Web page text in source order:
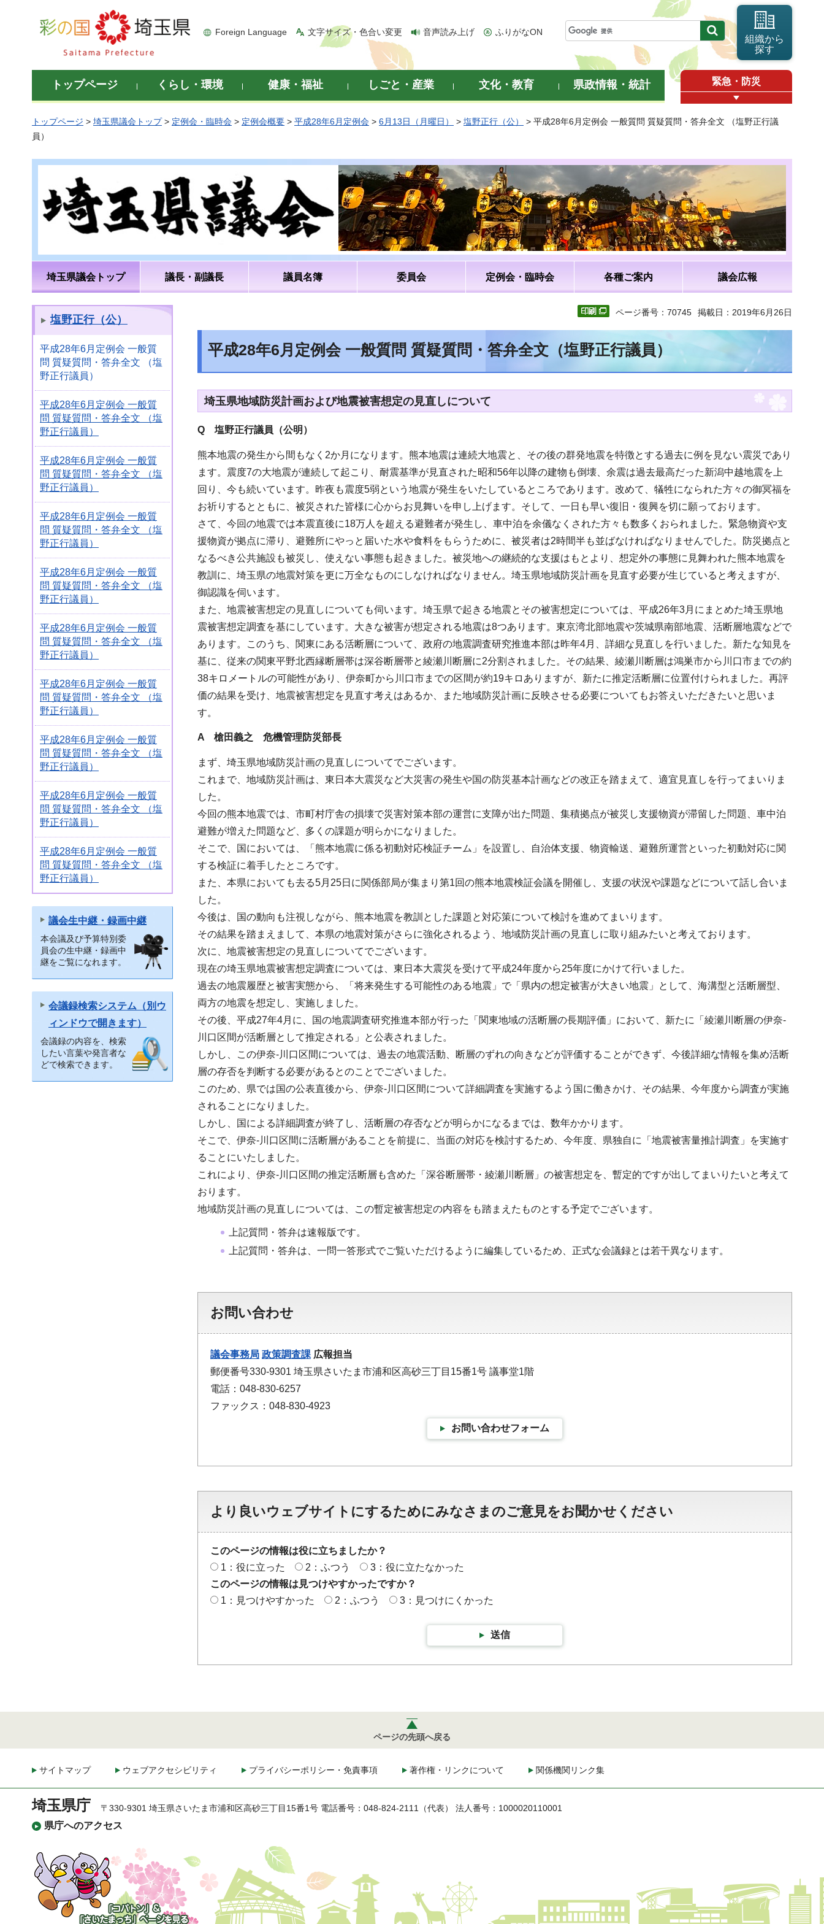
彩の国 埼玉県
Foreign Language 文字サイズ・色合い変更 音声読み上げ ふりがなON
組織から
探す
トップページ くらし・環境 健康・福祉 しごと・産業 文化・教育 県政情報・統計 緊急・防災
トップページ > 埼玉県議会トップ> 定例会・臨時会 > 定例会概要 > 平成28年6月定例会 > 6月13日（月曜日） > 塩野正行（公）
> 平成28年6月定例会 一般質問 質疑質問・答弁全文 （塩野正行議
員）
埼玉県議会トップ 議長・副議長 議員名簿 委員会 定例会・臨時会 各種ご案内 議会広報
塩野正行（公）
平成28年6月定例会 一般質
問 質疑質問・答弁全文 （塩
野正行議員）
平成28年6月定例会 一般質
問 質疑質問・答弁全文 （塩
野正行議員）
平成28年6月定例会 一般質
問 質疑質問・答弁全文 （塩
野正行議員）
平成28年6月定例会 一般質
問 質疑質問・答弁全文 （塩
野正行議員）
平成28年6月定例会 一般質
問 質疑質問・答弁全文 （塩
野正行議員）
平成28年6月定例会 一般質
問 質疑質問・答弁全文 （塩
野正行議員）
平成28年6月定例会 一般質
問 質疑質問・答弁全文 （塩
野正行議員）
平成28年6月定例会 一般質
問 質疑質問・答弁全文 （塩
野正行議員）
平成28年6月定例会 一般質
問 質疑質問・答弁全文 （塩
野正行議員）
平成28年6月定例会 一般質
問 質疑質問・答弁全文 （塩
野正行議員）
議会生中継・録画中継
本会議及び予算特別委
員会の生中継・録画中
継をご覧になれます。
会議録検索システム（別ウ
ィンドウで開きます）
会議録の内容を、検索
したい言葉や発言者な
どで検索できます。
ページ番号：70745 掲載日：2019年6月26日
平成28年6月定例会 一般質問 質疑質問・答弁全文（塩野正行議員）
埼玉県地域防災計画および地震被害想定の見直しについて
Q 塩野正行議員（公明 ）
熊本地震の発生から間もなく2か月になります。熊本地震は連続大地震と、その後の群発地震を特徴とする過去に例を見ない震災であり
ます。震度7の大地震が連続して起こり、耐震基準が見直された昭和56年以降の建物も倒壊、余震は過去最高だった新潟中越地震を上
回り、今も続いています。昨夜も震度5弱という地震が発生をいたしているところであります。改めて、犠牲になられた方々の御冥福を
お祈りするとともに、被災された皆様に心からお見舞いを申し上げます。そして、一日も早い復旧・復興を切に願っております。
さて、今回の地震では本震直後に18万人を超える避難者が発生し、車中泊を余儀なくされた方々も数多くおられました。緊急物資や支
援物資が拠点に滞り、避難所にやっと届いた水や食料をもらうために、被災者は2時間半も並ばなければなりませんでした。防災拠点と
なるべき公共施設も被災し、使えない事態も起きました。被災地への継続的な支援はもとより、想定外の事態に見舞われた熊本地震を
教訓に、埼玉県の地震対策を更に万全なものにしなければなりません。埼玉県地域防災計画を見直す必要が生じていると考えますが、
御認識を伺います。
また、地震被害想定の見直しについても伺います。埼玉県で起きる地震とその被害想定については、平成26年3月にまとめた埼玉県地
震被害想定調査を基にしています。大きな被害が想定される地震は8つあります。東京湾北部地震や茨城県南部地震、活断層地震などで
あります。このうち、関東にある活断層について、政府の地震調査研究推進本部は昨年4月、詳細な見直しを行いました。新たな知見を
基に、従来の関東平野北西縁断層帯は深谷断層帯と綾瀬川断層に2分割されました。その結果、綾瀬川断層は鴻巣市から川口市までの約
38キロメートルの可能性があり、伊奈町から川口市までの区間が約19キロありますが、新たに推定活断層に位置付けられました。再評
価の結果を受け、地震被害想定を見直す考えはあるか、また地域防災計画に反映させる必要についてもお答えいただきたいと思いま
す。
A 槍田義之 危機管理防災部長
まず、埼玉県地域防災計画の見直しについてでございます。
これまで、地域防災計画は、東日本大震災など大災害の発生や国の防災基本計画などの改正を踏まえて、適宜見直しを行ってまいりま
した。
今回の熊本地震では、市町村庁舎の損壊で災害対策本部の運営に支障が出た問題、集積拠点が被災し支援物資が滞留した問題、車中泊
避難が増えた問題など、多くの課題が明らかになりました。
そこで、国においては、「熊本地震に係る初動対応検証チーム」を設置し、自治体支援、物資輸送、避難所運営といった初動対応に関
する検証に着手したところです。
また、本県においても去る5月25日に関係部局が集まり第1回の熊本地震検証会議を開催し、支援の状況や課題などについて話し合いま
した。
今後は、国の動向も注視しながら、熊本地震を教訓とした課題と対応策について検討を進めてまいります。
その結果を踏まえまして、本県の地震対策がさらに強化されるよう、地域防災計画の見直しに取り組みたいと考えております。
次に、地震被害想定の見直しについてでございます。
現在の埼玉県地震被害想定調査については、東日本大震災を受けて平成24年度から25年度にかけて行いました。
過去の地震履歴と被害実態から、「将来発生する可能性のある地震」で「県内の想定被害が大きい地震」として、海溝型と活断層型、
両方の地震を想定し、実施しました。
その後、平成27年4月に、国の地震調査研究推進本部が行った「関東地域の活断層の長期評価」において、新たに「綾瀬川断層の伊奈-
川口区間が活断層として推定される」と公表されました。
しかし、この伊奈-川口区間については、過去の地震活動、断層のずれの向きなどが評価することができず、今後詳細な情報を集め活断
層の存否を判断する必要があるとのことでございました。
このため、県では国の公表直後から、伊奈-川口区間について詳細調査を実施するよう国に働きかけ、その結果、今年度から調査が実施
されることになりました。
しかし、国による詳細調査が終了し、活断層の存否などが明らかになるまでは、数年かかります。
そこで、伊奈-川口区間に活断層があることを前提に、当面の対応を検討するため、今年度、県独自に「地震被害量推計調査」を実施す
ることにいたしました。
これにより、伊奈-川口区間の推定活断層も含めた「深谷断層帯・綾瀬川断層」の被害想定を、暫定的ですが出してまいりたいと考えて
おります。
地域防災計画の見直しについては、この暫定被害想定の内容をも踏まえたものとする予定でございます。
上記質問・答弁は速報版です。
上記質問・答弁は、一問一答形式でご覧いただけるように編集しているため、正式な会議録とは若干異なります。
お問い合わせ
議会事務局 政策調査課 広報担当
郵便番号330-9301 埼玉県さいたま市浦和区高砂三丁目15番1号 議事堂1階
電話：048-830-6257
ファックス：048-830-4923
お問い合わせフォーム
より良いウェブサイトにするためにみなさまのご意見をお聞かせください
このページの情報は役に立ちましたか？
1：役に立った
2：ふつう
3：役に立たなかった
このページの情報は見つけやすかったですか？
1：見つけやすかった
2：ふつう 3：見つけにくかった
送信
ページの先頭へ戻る
サイトマップ ウェブアクセシビリティ プライバシーポリシー・免責事項 著作権・リンクについて 関係機関リンク集
埼玉県庁
県庁へのアクセス
〒330-9301 埼玉県さいたま市浦和区高砂三丁目15番1号 電話番号：048-824-2111（代表） 法人番号：1000020110001
「コバトン」&「さいた